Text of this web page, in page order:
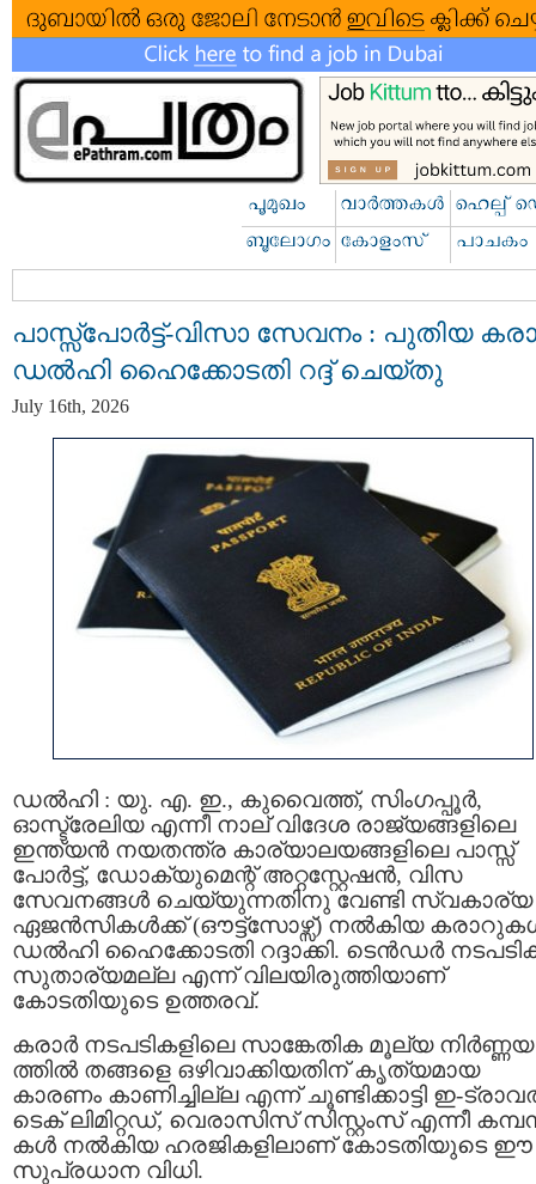
പാസ്സ്പോർട്ട്-വിസാ സേവനം : പുതിയ
ഡൽഹി ഹൈക്കോടതി റദ്ദ് ചെയ്തു
July 16th, 2026
ഡൽഹി : യു. എ. ഇ., കുവൈത്ത്, സിംഗപ്പൂർ,
ഓസ്ട്രേലിയ എന്നീ നാല് വിദേശ രാജ്യങ്ങളിലെ
ഇന്ത്യൻ നയതന്ത്ര കാര്യാലയങ്ങളിലെ പാസ്സ്
പോർട്ട്, ഡോക്യുമെന്റ് അറ്റസ്റ്റേഷൻ, വിസ
സേവനങ്ങൾ ചെയ്യുന്നതിനു വേണ്ടി സ്വകാര്യ
ഏജൻസികൾക്ക് (ഔട്ട്സോഴ്സ്) നൽകിയ
ഡൽഹി ഹൈക്കോടതി റദ്ദാക്കി. ടെൻഡർ
സുതാര്യമല്ല എന്ന് വിലയിരുത്തിയാണ്
കോടതിയുടെ ഉത്തരവ്.
കരാർ നടപടികളിലെ സാങ്കേതിക മൂല്യ നിർണ്ണയ
ത്തിൽ തങ്ങളെ ഒഴിവാക്കിയതിന് കൃത്യമായ
കാരണം കാണിച്ചില്ല എന്ന് ചൂണ്ടിക്കാട്ടി ഇ-
ടെക് ലിമിറ്റഡ്, വെരാസിസ് സിസ്റ്റംസ് എന്നീ
കൾ നൽകിയ ഹരജികളിലാണ് കോടതിയുടെ ഈ
സുപ്രധാന വിധി.